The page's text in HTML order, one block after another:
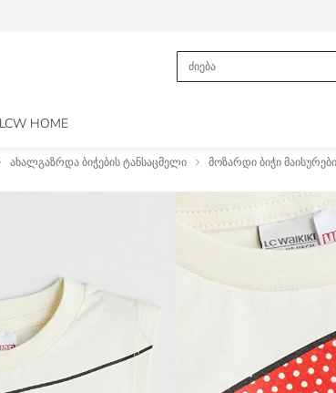
LCW HOME
ახალგაზრდა ბიჭების ტანსაცმელი მოზარდი ბიჭი მაისურები